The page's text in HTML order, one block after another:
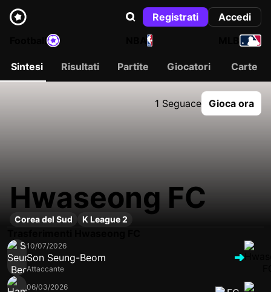
Registrati
Accedi
NBA
Sintesi Risultati Partite Giocatori Carte
1 Seguace Gioca ora
Hwaseong FC
Corea del Sud K League 2
10/07/2026
Son Seung-Beom
Attaccante
06/03/2026